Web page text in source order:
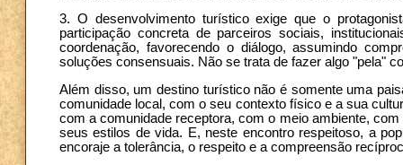
3. O desenvolvimento turístico exige que o
participação concreta de parceiros sociais,
coordenação, favorecendo o diálogo, assumindo
soluções consensuais. Não se trata de fazer algo "pela"
Além disso, um destino turístico não é somente uma
comunidade local, com o seu contexto físico e a sua
com a comunidade receptora, com o meio ambiente,
seus estilos de vida. E, neste encontro respeitoso, a
encoraje a tolerância, o respeito e a compreensão